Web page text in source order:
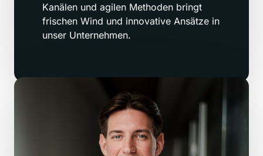
Kanälen und agilen Methoden bringt
frischen Wind und innovative Ansätze in
unser Unternehmen.